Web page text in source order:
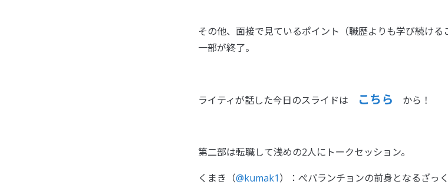
その他、面接で見ているポイント（職歴よりも学び続け
一部が終了。
ライティが話した今日のスライドは こちら から！
第二部は転職して浅めの2人にトークセッション。
くまき（@kumak1）：ぺパランチョンの前身となるざっ